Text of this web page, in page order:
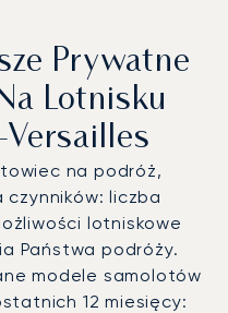
Prywatne
Lotnisku
Versailles
na podróż,
liczba
lotniskowe
Państwa podróży.
modele samolotów
12 miesięcy: